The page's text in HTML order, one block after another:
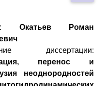
Окатьев Роман
диссертации:
перенос и
неоднородностей